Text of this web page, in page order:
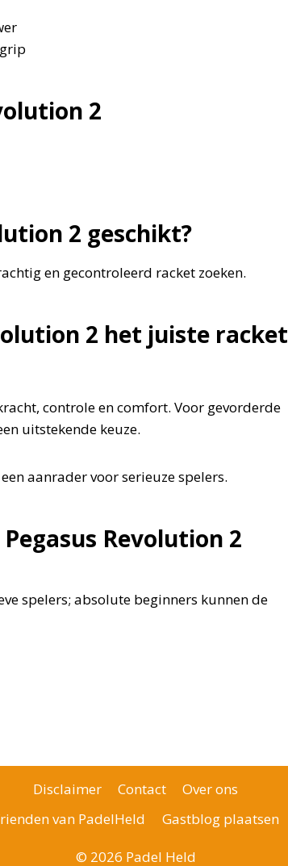
2
2 geschikt?
en gecontroleerd racket zoeken.
2 het juiste racket
controle en comfort. Voor gevorderde
uitstekende keuze.
aanrader voor serieuze spelers.
Revolution 2
spelers; absolute beginners kunnen de
Disclaimer Contact
Over ons
van PadelHeld
Gastblog plaatsen
© 2026 Padel Held